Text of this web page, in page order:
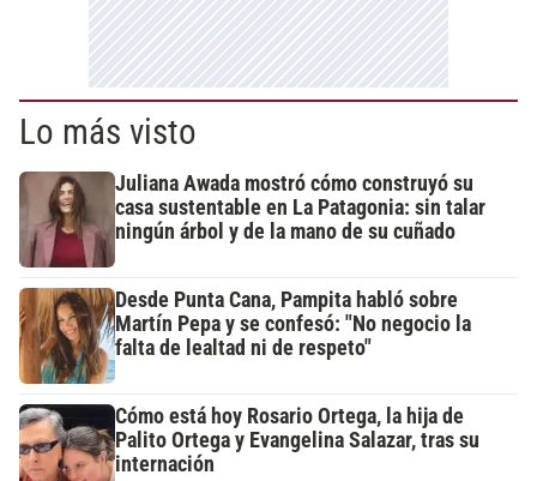
Lo más visto
Juliana Awada mostró cómo construyó su
casa sustentable en La Patagonia: sin talar
ningún árbol y de la mano de su cuñado
Desde Punta Cana, Pampita habló sobre
Martín Pepa y se confesó: "No negocio la
falta de lealtad ni de respeto"
Cómo está hoy Rosario Ortega, la hija de
Palito Ortega y Evangelina Salazar, tras su
internación